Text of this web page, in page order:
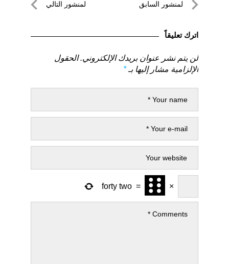
تصفّحلمنشور السابق
السابق
لمنشور التالي
اترك تعليقاً
لن يتم نشر عنوان بريدك الإلكتروني. الحقول
الإلزامية مشار إليها بـ*
×
=
forty two